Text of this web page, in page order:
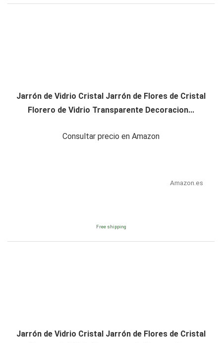
Jarrón de Vidrio Cristal Jarrón de Flores de Cristal
Florero de Vidrio Transparente Decoracion...
Consultar precio en Amazon
Amazon.es
Free shipping
Jarrón de Vidrio Cristal Jarrón de Flores de Cristal